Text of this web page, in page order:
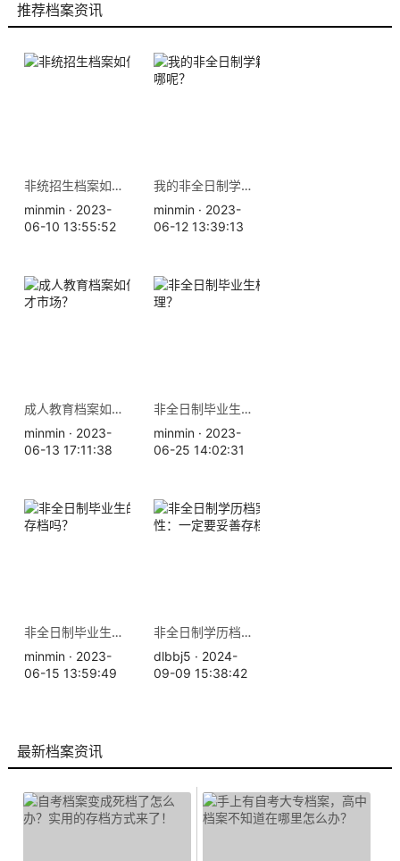
推荐档案资讯
非统招生档案如何存放？
minmin · 2023-
06-10 13:55:52
我的非全日制学籍档案该放哪呢？
minmin · 2023-
06-12 13:39:13
成人教育档案如何存放到人才市场？
minmin · 2023-
06-13 17:11:38
非全日制毕业生档案如何处理？
minmin · 2023-
06-25 14:02:31
非全日制毕业生的档案可以存档吗？
minmin · 2023-
06-15 13:59:49
非全日制学历档案的重要性：一定要妥善存档！
dlbbj5 · 2024-
09-09 15:38:42
最新档案资讯